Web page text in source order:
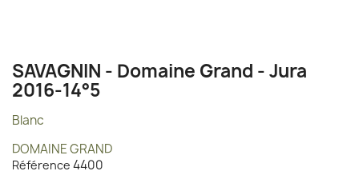
SAVAGNIN - Domaine Grand - Jura
2016-14°5
Blanc
DOMAINE GRAND
Référence 4400